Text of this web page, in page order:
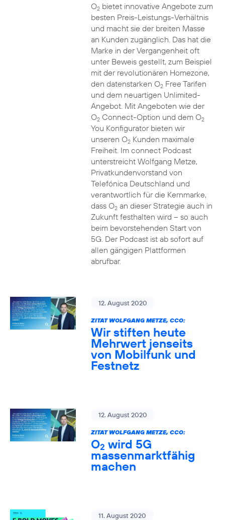
O2bietet innovative Angebote zum
besten Preis-Leistungs-Verhältnis
und macht sie der breiten Masse
an Kunden zugänglich. Das hat die
Marke in der Vergangenheit oft
unter Beweis gestellt, zum Beispiel
mit der revolutionären Homezone,
den datenstarken O2Free Tarifen
und dem neuartigen Unlimited-
Angebot. Mit Angeboten wie der
O2Connect-Option und dem O2
You Konfigurator bieten wir
unseren O2Kunden maximale
Freiheit. Im connect Podcast
unterstreicht Wolfgang Metze,
Privatkundenvorstand von
Telefónica Deutschland und
verantwortlich für die Kernmarke,
dass O2an dieser Strategie auch in
Zukunft festhalten wird – so auch
beim bevorstehenden Start von
5G. Der Podcast ist ab sofort auf
allen gängigen Plattformen
abrufbar.
12. August 2020
ZITAT WOLFGANG METZE, CCO:
Wir stiften heute
Mehrwert jenseits
von Mobilfunk und
Festnetz
12. August 2020
ZITAT WOLFGANG METZE, CCO:
O2 wird 5G
massenmarktfähig
machen
11. August 2020